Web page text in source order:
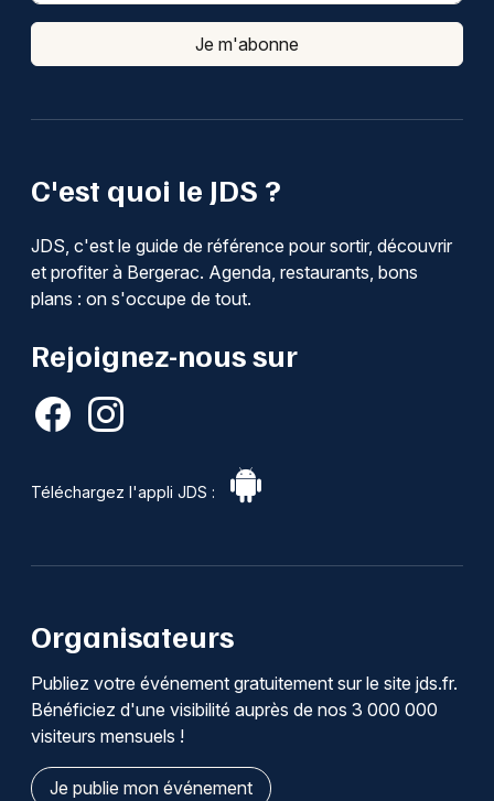
C'est quoi le JDS ?
JDS, c'est le guide de référence pour sortir, découvrir
et profiter à Bergerac. Agenda, restaurants, bons
plans : on s'occupe de tout.
Rejoignez-nous sur
Téléchargez l'appli JDS :
Je m'abonne
Organisateurs
Publiez votre événement gratuitement sur le site jds.fr.
Bénéficiez d'une visibilité auprès de nos 3 000 000
visiteurs mensuels !
Je publie mon événement